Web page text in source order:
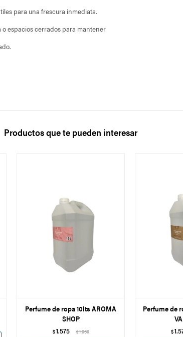
para una frescura inmediata.
espacios cerrados para mantener
Productos que te pueden interesar
Perfume de ropa 10lts AROMA
SHOP
$1.575 $1.969
Perfume de
$